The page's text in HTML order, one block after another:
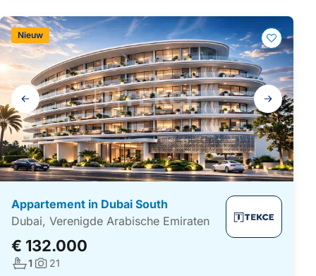
Galerij
navigatie
Appartement in Dubai South
Dubai, Verenigde Arabische Emiraten
€ 132.000
Nieuw
Aantal badkamers:
1 Foto's:
21